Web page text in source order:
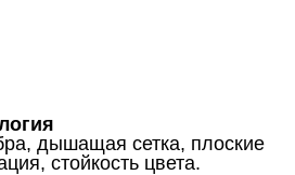
дышащая сетка, плоские
стойкость цвета.